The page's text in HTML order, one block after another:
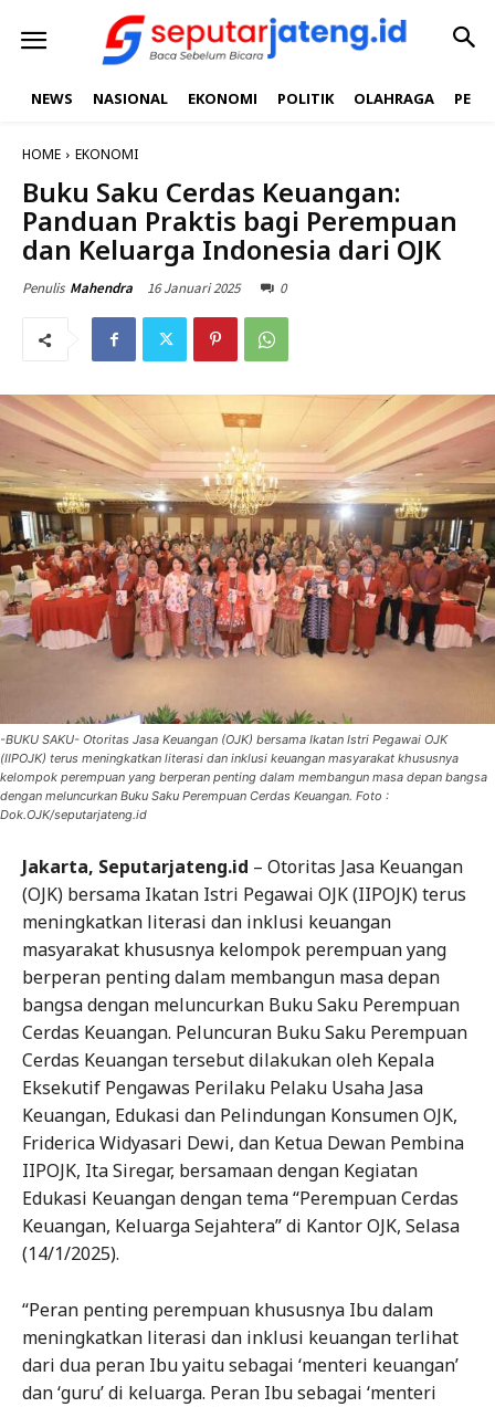
NEWS NASIONAL EKONOMI POLITIK OLAHRAGA
HOME EKONOMI
Buku Saku Cerdas Keuangan:
Panduan Praktis bagi Perempuan
dan Keluarga Indonesia dari OJK
Penulis Mahendra 16 Januari 2025 0
-BUKU SAKU- Otoritas Jasa Keuangan (OJK) bersama Ikatan Istri Pegawai OJK
(IIPOJK) terus meningkatkan literasi dan inklusi keuangan masyarakat khususnya
kelompok perempuan yang berperan penting dalam membangun masa depan bangsa
dengan meluncurkan Buku Saku Perempuan Cerdas Keuangan. Foto :
Dok.OJK/seputarjateng.id
Jakarta, Seputarjateng.id – Otoritas Jasa Keuangan
(OJK) bersama Ikatan Istri Pegawai OJK (IIPOJK) terus
meningkatkan literasi dan inklusi keuangan
masyarakat khususnya kelompok perempuan yang
berperan penting dalam membangun masa depan
bangsa dengan meluncurkan Buku Saku Perempuan
Cerdas Keuangan. Peluncuran Buku Saku Perempuan
Cerdas Keuangan tersebut dilakukan oleh Kepala
Eksekutif Pengawas Perilaku Pelaku Usaha Jasa
Keuangan, Edukasi dan Pelindungan Konsumen OJK,
Friderica Widyasari Dewi, dan Ketua Dewan Pembina
IIPOJK, Ita Siregar, bersamaan dengan Kegiatan
Edukasi Keuangan dengan tema “Perempuan Cerdas
Keuangan, Keluarga Sejahtera” di Kantor OJK, Selasa
(14/1/2025).
“Peran penting perempuan khususnya Ibu dalam
meningkatkan literasi dan inklusi keuangan terlihat
dari dua peran Ibu yaitu sebagai ‘menteri keuangan’
dan ‘guru’ di keluarga. Peran Ibu sebagai ‘menteri